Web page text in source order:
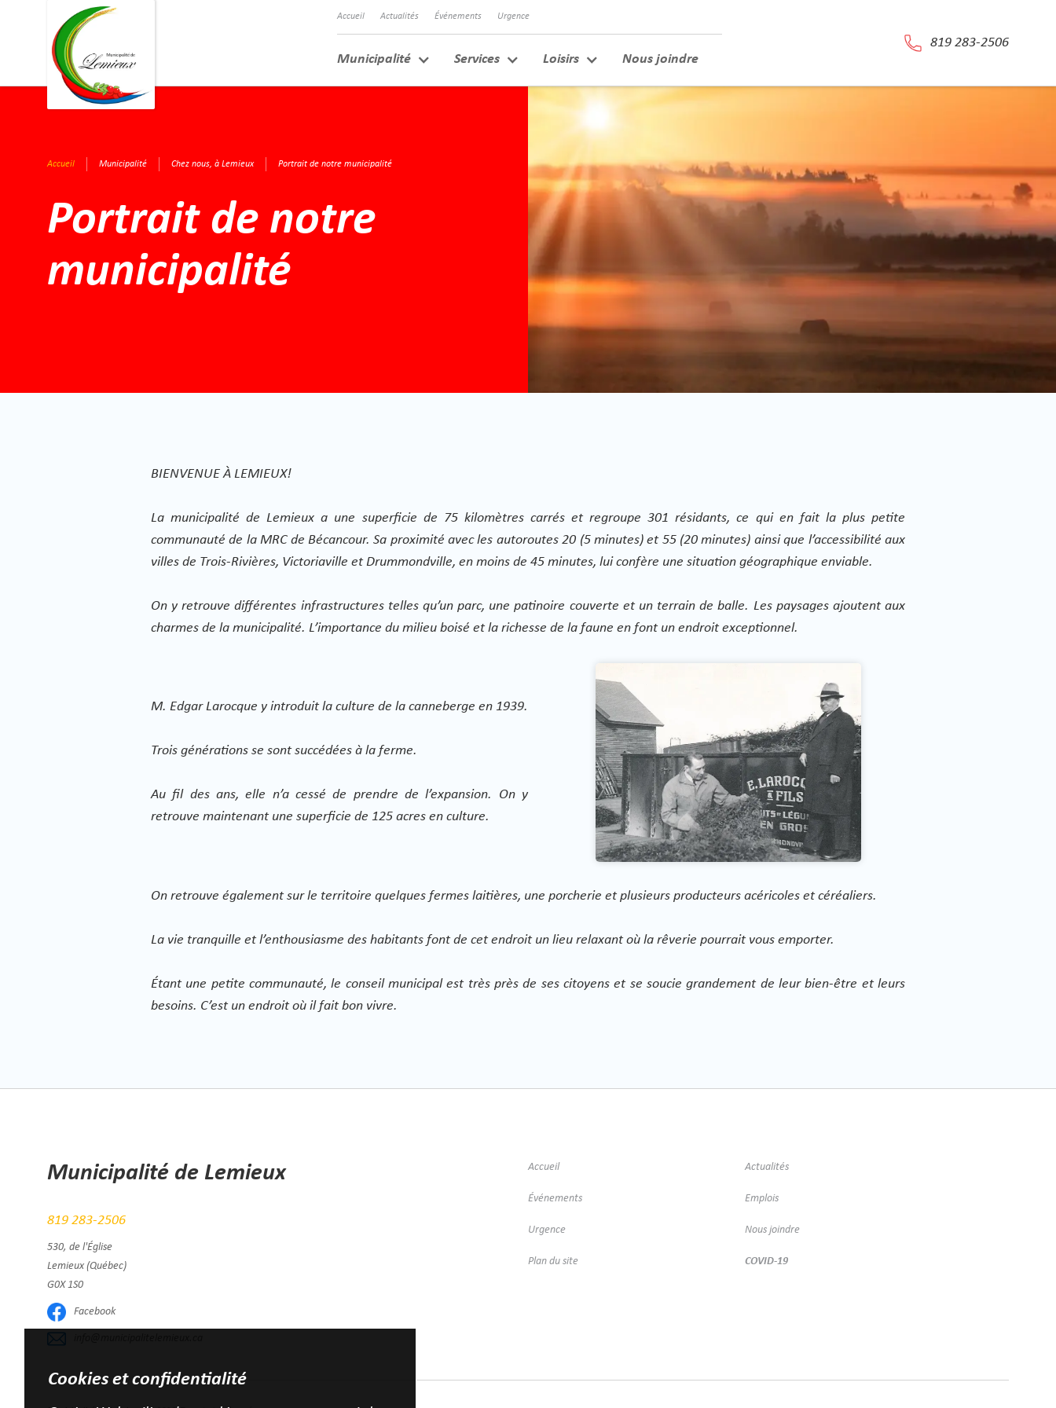
Accueil Actualités Événements Urgence
Municipalité Services Loisirs Nous joindre
819 283-2506
Accueil Municipalité Chez nous, à Lemieux Portrait de notre municipalité
Portrait de notre
municipalité
BIENVENUE À LEMIEUX!
La municipalité de Lemieux a une superficie de 75 kilomètres carrés et regroupe 301 résidants, ce qui en fait la plus petite
communauté de la MRC de Bécancour. Sa proximité avec les autoroutes 20 (5 minutes) et 55 (20 minutes) ainsi que l’accessibilité aux
villes de Trois-Rivières, Victoriaville et Drummondville, en moins de 45 minutes, lui confère une situation géographique enviable.
On y retrouve différentes infrastructures telles qu’un parc, une patinoire couverte et un terrain de balle. Les paysages ajoutent aux
charmes de la municipalité. L’importance du milieu boisé et la richesse de la faune en font un endroit exceptionnel.
M. Edgar Larocque y introduit la culture de la canneberge en 1939.
Trois générations se sont succédées à la ferme.
Au fil des ans, elle n’a cessé de prendre de l’expansion. On y
retrouve maintenant une superficie de 125 acres en culture.
On retrouve également sur le territoire quelques fermes laitières, une porcherie et plusieurs producteurs acéricoles et céréaliers.
La vie tranquille et l’enthousiasme des habitants font de cet endroit un lieu relaxant où la rêverie pourrait vous emporter.
Étant une petite communauté, le conseil municipal est très près de ses citoyens et se soucie grandement de leur bien-être et leurs
besoins. C’est un endroit où il fait bon vivre.
Municipalité de Lemieux
819 283-2506
530, de l'Église
Lemieux (Québec)
G0X 1S0
Facebook
Accueil Actualités
Événements Emplois
Urgence Nous joindre
Plan du site COVID-19
Cookies et confidentialité